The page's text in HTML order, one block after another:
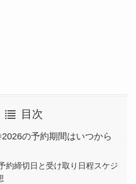
目次
の予約期間はいつから
約締切日と受け取り日程スケジ